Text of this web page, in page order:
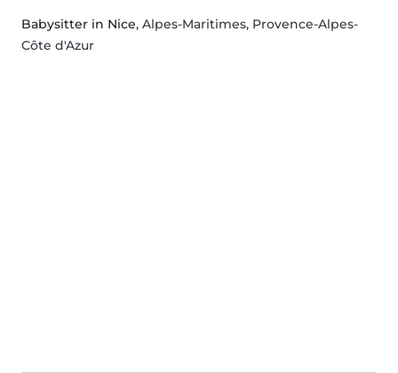
Babysitter in Nice, Alpes-Maritimes, Provence-Alpes-
Côte d'Azur